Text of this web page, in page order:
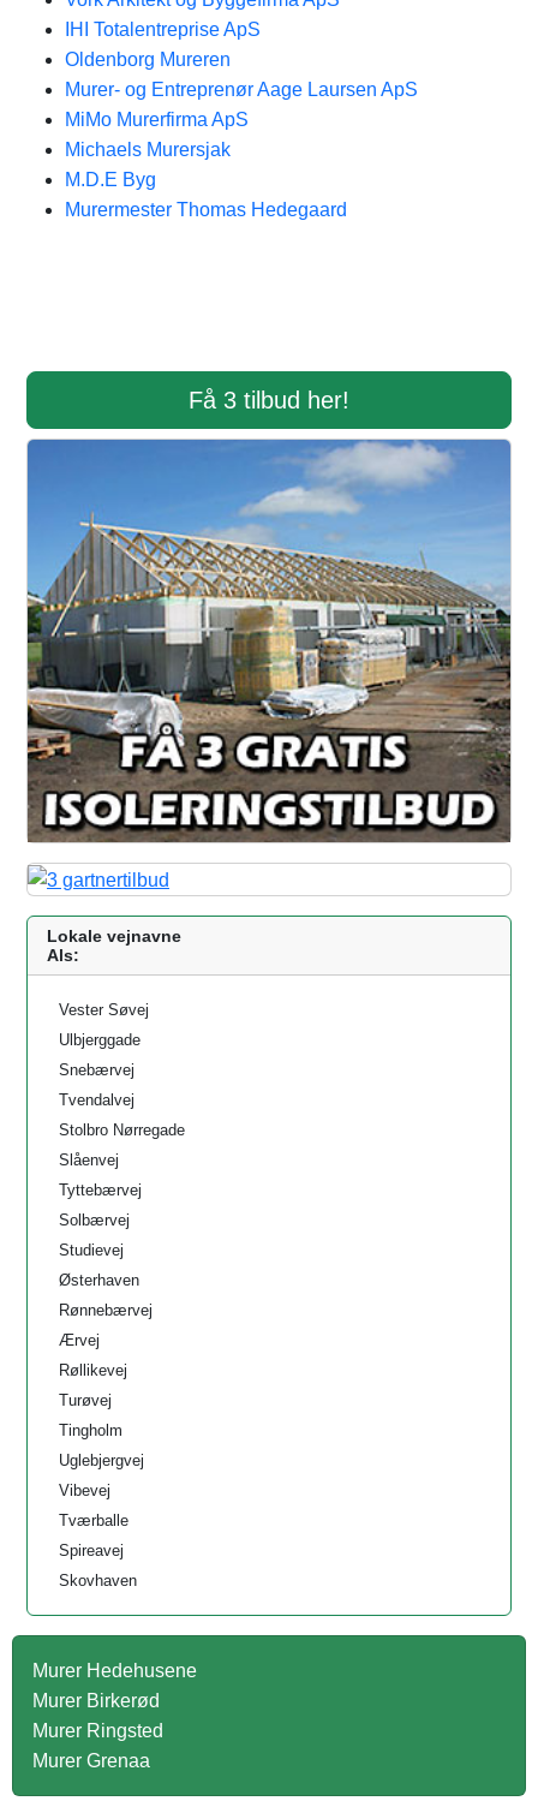
IHI Totalentreprise ApS
Oldenborg Mureren
Murer- og Entreprenør Aage Laursen ApS
MiMo Murerfirma ApS
Michaels Murersjak
M.D.E Byg
Murermester Thomas Hedegaard
Få 3 tilbud her!
Lokale vejnavne
Als:
Vester Søvej
Ulbjerggade
Snebærvej
Tvendalvej
Stolbro Nørregade
Slåenvej
Tyttebærvej
Solbærvej
Studievej
Østerhaven
Rønnebærvej
Ærvej
Røllikevej
Turøvej
Tingholm
Uglebjergvej
Vibevej
Tværballe
Spireavej
Skovhaven
Murer Hedehusene
Murer Birkerød
Murer Ringsted
Murer Grenaa